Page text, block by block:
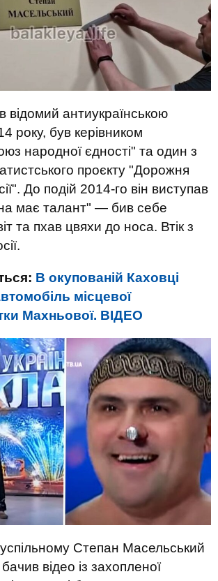
відомий антиукраїнською
року, був керівником
народної єдності" та один з
проєкту "Дорожня
До подій 2014-го він виступав
має талант" — бив себе
та пхав цвяхи до носа. Втік з
В окупованій Каховці
місцевої
Махньової. ВIДЕО
Степан Масельський
відео із захопленої